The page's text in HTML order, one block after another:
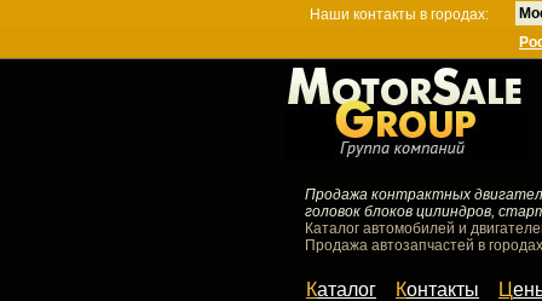
Наши контакты в городах:
Продажа контрактных
головок блоков цилиндров,
Каталог автомобилей и
Продажа автозапчастей в
Каталог Контакты